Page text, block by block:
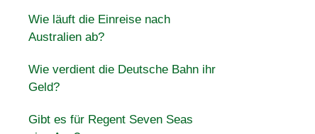
Wie läuft die Einreise nach
Australien ab?
Wie verdient die Deutsche Bahn ihr
Geld?
Gibt es für Regent Seven Seas